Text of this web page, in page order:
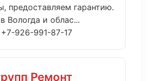
предоставляем гарантию.
Вологда и облас...
+7-926-991-87-17
Ремонт